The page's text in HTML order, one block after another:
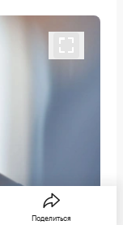
Поделиться